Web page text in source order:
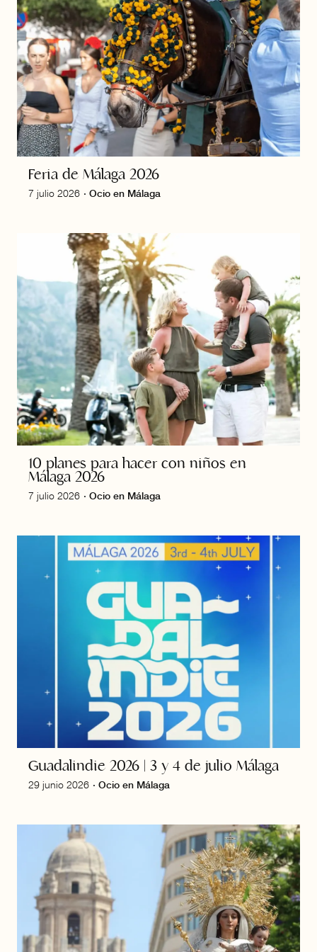
Feria de Málaga 2026
7 julio 2026 · Ocio en Málaga
10 planes para hacer con niños en
Málaga 2026
7 julio 2026 · Ocio en Málaga
Guadalindie 2026 | 3 y 4 de julio Málaga
29 junio 2026 · Ocio en Málaga